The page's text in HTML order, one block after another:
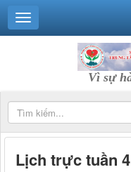
Vì sự
Lịch trực tuần